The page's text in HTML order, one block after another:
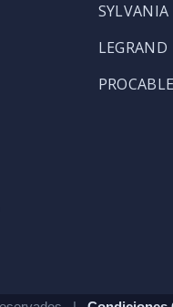
SYLVANIA
LEGRAND